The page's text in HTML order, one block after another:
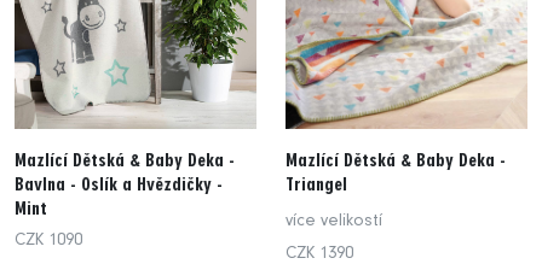
Mazlící Dětská & Baby Deka -
Bavlna - Oslík a Hvězdičky -
Mint
CZK 1090
Mazlící Dětská & Baby Deka -
Triangel
více velikostí
CZK 1390